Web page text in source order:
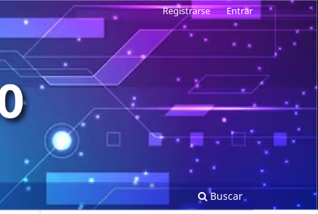
Buscar
Registrarse Entrar